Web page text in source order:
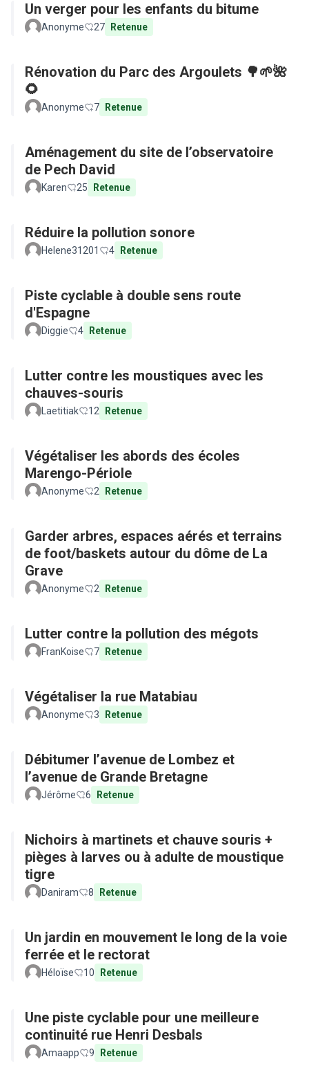
Un verger pour les enfants du bitume
Anonyme 27 Retenue
Rénovation du Parc des Argoulets 🌳🌱🌺
🌻
Anonyme 7 Retenue
Aménagement du site de l’observatoire
de Pech David
Karen 25 Retenue
Réduire la pollution sonore
Helene31201 4 Retenue
Piste cyclable à double sens route
d'Espagne
Diggie 4 Retenue
Lutter contre les moustiques avec les
chauves-souris
Laetitiak 12 Retenue
Végétaliser les abords des écoles
Marengo-Périole
Anonyme 2 Retenue
Garder arbres, espaces aérés et terrains
de foot/baskets autour du dôme de La
Grave
Anonyme 2 Retenue
Lutter contre la pollution des mégots
FranKoise 7 Retenue
Végétaliser la rue Matabiau
Anonyme 3 Retenue
Débitumer l’avenue de Lombez et
l’avenue de Grande Bretagne
Jérôme 6 Retenue
Nichoirs à martinets et chauve souris +
pièges à larves ou à adulte de moustique
tigre
Daniram 8 Retenue
Un jardin en mouvement le long de la voie
ferrée et le rectorat
Héloïse 10 Retenue
Une piste cyclable pour une meilleure
continuité rue Henri Desbals
Amaapp 9 Retenue